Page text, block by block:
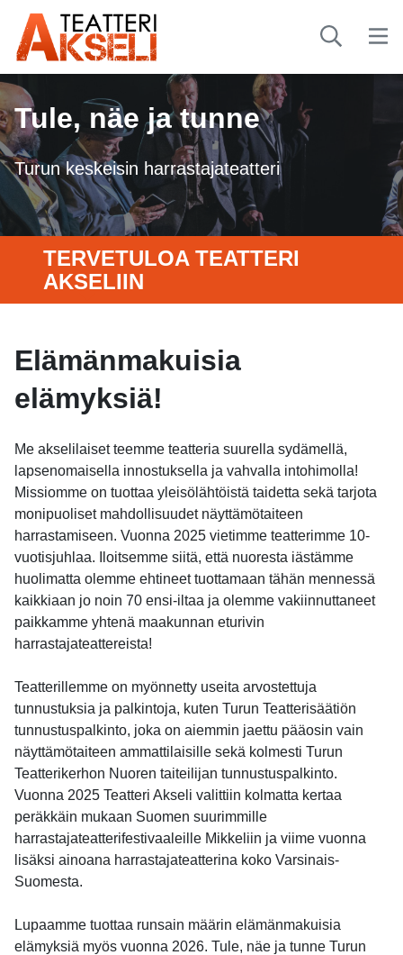
Tule, näe ja tunne
Turun keskeisin harrastajateatteri
TERVETULOA TEATTERI
AKSELIIN
Elämänmakuisia
elämyksiä!
Me akselilaiset teemme teatteria suurella sydämellä,
lapsenomaisella innostuksella ja vahvalla intohimolla!
Missiomme on tuottaa yleisölähtöistä taidetta sekä tarjota
monipuoliset mahdollisuudet näyttämötaiteen
harrastamiseen. Vuonna 2025 vietimme teatterimme 10-
vuotisjuhlaa. Iloitsemme siitä, että nuoresta iästämme
huolimatta olemme ehtineet tuottamaan tähän mennessä
kaikkiaan jo noin 70 ensi-iltaa ja olemme vakiinnuttaneet
paikkamme yhtenä maakunnan eturivin
harrastajateattereista!
Teatterillemme on myönnetty useita arvostettuja
tunnustuksia ja palkintoja, kuten Turun Teatterisäätiön
tunnustuspalkinto, joka on aiemmin jaettu pääosin vain
näyttämötaiteen ammattilaisille sekä kolmesti Turun
Teatterikerhon Nuoren taiteilijan tunnustuspalkinto.
Vuonna 2025 Teatteri Akseli valittiin kolmatta kertaa
peräkkäin mukaan Suomen suurimmille
harrastajateatterifestivaaleille Mikkeliin ja viime vuonna
lisäksi ainoana harrastajateatterina koko Varsinais-
Suomesta.
Lupaamme tuottaa runsain määrin elämänmakuisia
elämyksiä myös vuonna 2026. Tule, näe ja tunne Turun